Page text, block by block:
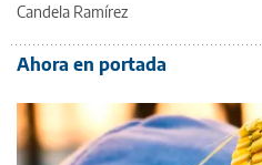
Candela Ramírez
Ahora en portada